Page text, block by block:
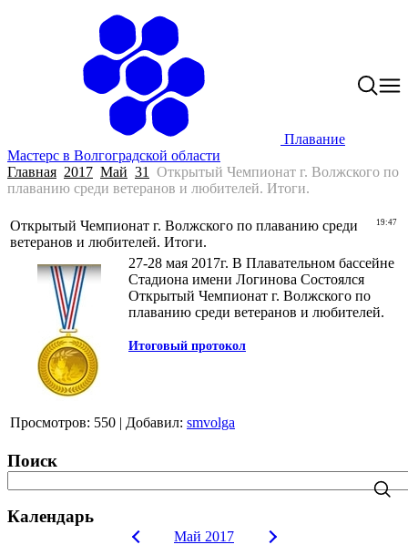
Плавание
Мастерс в Волгоградской области
Главная 2017 Май 31
Открытый Чемпионат г. Волжского по
плаванию среди ветеранов и любителей. Итоги.
19:47
Открытый Чемпионат г. Волжского по плаванию среди
ветеранов и любителей. Итоги.
27-28 мая 2017г. В Плавательном бассейне
Стадиона имени Логинова Состоялся
Открытый Чемпионат г. Волжского по
плаванию среди ветеранов и любителей.
Итоговый протокол
Просмотров: 550 | Добавил: smvolga
Поиск
Календарь
Май 2017